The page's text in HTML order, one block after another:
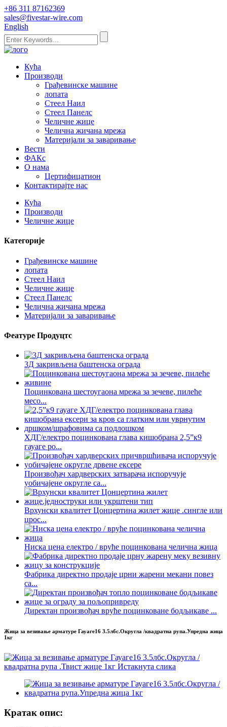
+86 311 87162369
sales@fivestar-wire.com
English
Кућа
Производи
Грађевинске машине
лопата
Стеел Наил
Стеел Панелс
Челичне жице
Челична жичана мрежа
Материјали за заваривање
Вести
ФАКс
О нама
Цертифицатион
Контактирајте нас
Кућа
Производи
Челичне жице
Категорије
Грађевинске машине
лопата
Стеел Наил
Челичне жице
Стеел Панелс
Челична жичана мрежа
Материјали за заваривање
Феатуре Продуцтс
3Д закривљена баштенска ограда
Поцинкована шестоугаона мрежа за зечеве, пилеће
месо...
ХДГ/електро поцинкована глава кишобрана 2,5”к9
гауаге ро...
Произвођач хардверских затварача испоручује
уобичајене округле са...
Врхунски квалитет Цонцертина жилет жице .сингле или
црос...
Ниска цена електро / вруће поцинкована челична жица
Фабрика директно продаје црни жарени мекани повез
са...
Директан произвођач вруће поцинковане бодљикаве ...
Жица за везивање арматуре Гауаге16 3.5лбс.Округла /квадратна рупа.Упредна жица
1кг
Кратак опис: